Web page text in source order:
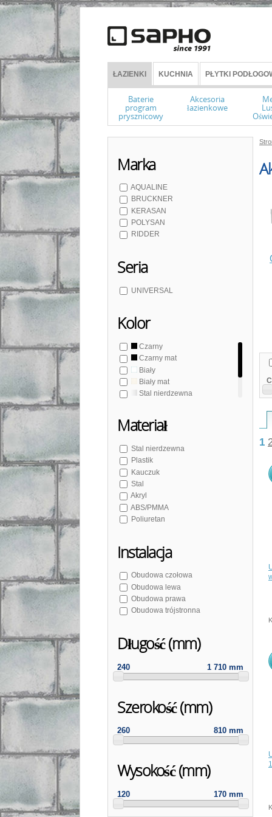
ŁAZIENKI KUCHNIA PŁYTKI
Baterie
program
prysznicowy
Akcesoria
łazienkowe
Marka
AQUALINE
BRUCKNER
KERASAN
POLYSAN
RIDDER
Seria
UNIVERSAL
Kolor
Czarny
Czarny mat
Biały
Biały mat
Stal nierdzewna
Materiał
Stal nierdzewna
Plastik
Kauczuk
Stal
Akryl
ABS/PMMA
Poliuretan
Instalacja
Obudowa czołowa
Obudowa lewa
Obudowa prawa
Obudowa trójstronna
Długość (mm)
240 1 710 mm
Szerokość (mm)
260 810 mm
Wysokość (mm)
120 170 mm
1